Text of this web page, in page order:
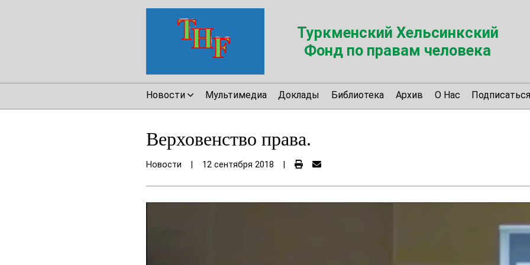
Туркменский Хельсинкский
Фонд по правам человека
Новости Мультимедиа Доклады Библиотека Архив О Нас
Верховенство права.
Новости 12 сентября 2018